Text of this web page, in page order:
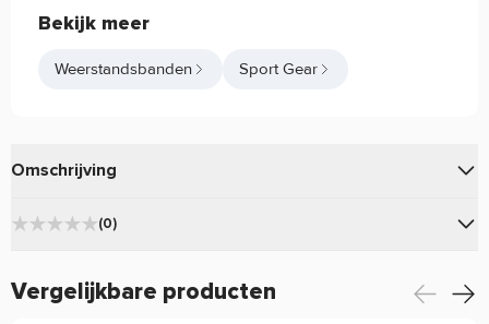
Bekijk meer
Weerstandsbanden Sport Gear
Omschrijving
Met de Emotion Weerstandsband van Gymstick kan jij allerlei
Emotion Weerstandsband Gymstick
(0)
★★★★★
Vergelijkbare producten